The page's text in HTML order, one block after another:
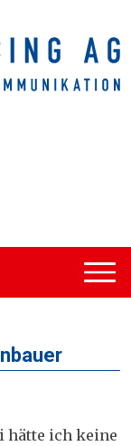
hätte ich keine